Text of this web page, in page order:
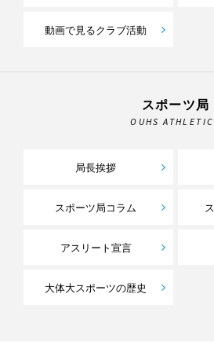
動画で見るクラブ活動
スポーツ局
OUHS
局長挨拶
スポーツ局コラム
アスリート宣言
大体大スポーツの歴史